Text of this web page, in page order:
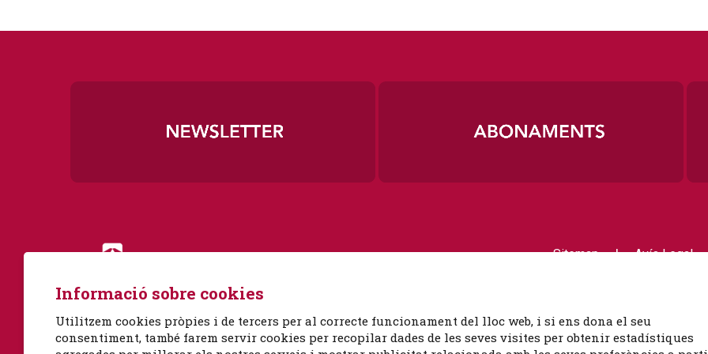
Sitemap | Avís Legal
Informació sobre cookies
Utilitzem cookies pròpies i de tercers per al correcte funcionament del lloc web, i si ens dona el seu
consentiment, també farem servir cookies per recopilar dades de les seves visites per obtenir estadístiques